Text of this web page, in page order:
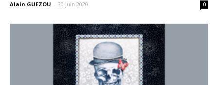
Alain GUEZOU - 30 juin 2020 0